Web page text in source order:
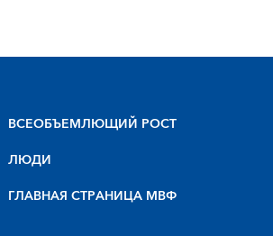
BCEOБЪEMЛЮЩИЙ POCT
ЛЮДИ
ГЛАВНАЯ СТРАНИЦА МВФ